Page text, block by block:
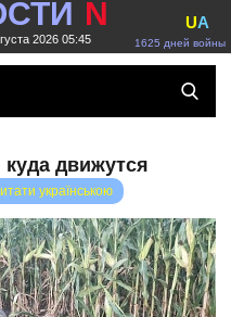
N
2026 05:45 1625 дней войны
UA
движутся
українською